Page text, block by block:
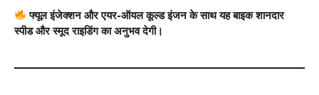
फ्यूल इंजेक्शन और एयर-ऑयल कूल्ड इंजन के साथ यह बाइक शानदार
स्पीड और स्मूद राइडिंग का अनुभव देगी।